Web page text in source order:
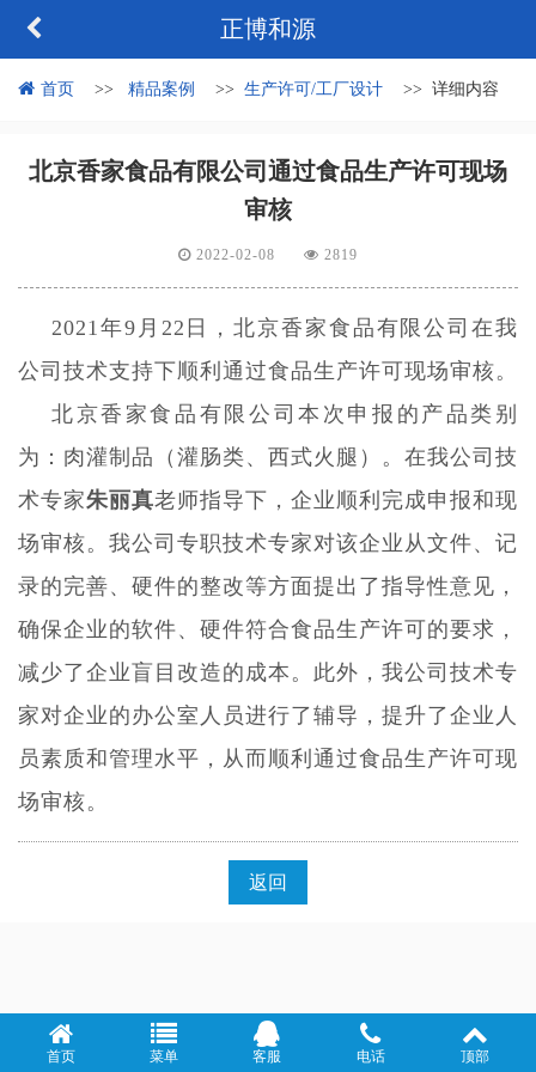
正博和源
首页 精品案例 生产许可/工厂设计 详细内容
北京香家食品有限公司通过食品生产许可现场
审核
2022-02-08 2819
2021年9月22日，北京香家食品有限公司在我
公司技术支持下顺利通过食品生产许可现场审核。
北京香家食品有限公司本次申报的产品类别
为：肉灌制品（灌肠类、西式火腿）。在我公司技
术专家朱丽真老师指导下，企业顺利完成申报和现
场审核。我公司专职技术专家对该企业从文件、记
录的完善、硬件的整改等方面提出了指导性意见，
确保企业的软件、硬件符合食品生产许可的要求，
减少了企业盲目改造的成本。此外，我公司技术专
家对企业的办公室人员进行了辅导，提升了企业人
员素质和管理水平，从而顺利通过食品生产许可现
场审核。
返回
首页 菜单 客服 电话 顶部